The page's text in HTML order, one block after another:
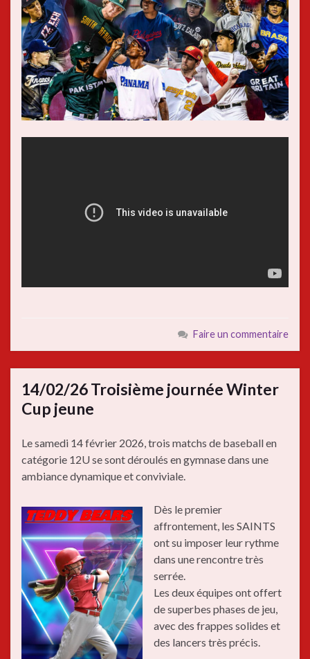
Faire un commentaire
14/02/26 Troisième journée Winter
Cup jeune
Le samedi 14 février 2026, trois matchs de baseball en
catégorie 12U se sont déroulés en gymnase dans une
ambiance dynamique et conviviale.
Dès le premier
affrontement, les SAINTS
ont su imposer leur rythme
dans une rencontre très
serrée.
Les deux équipes ont offert
de superbes phases de jeu,
avec des frappes solides et
des lancers très précis.